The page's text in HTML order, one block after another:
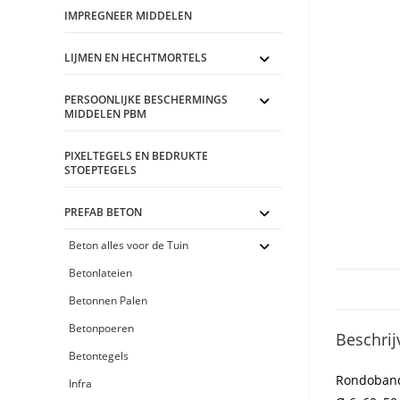
IMPREGNEER MIDDELEN
LIJMEN EN HECHTMORTELS
PERSOONLIJKE BESCHERMINGS
MIDDELEN PBM
PIXELTEGELS EN BEDRUKTE
STOEPTEGELS
PREFAB BETON
Beton alles voor de Tuin
Betonlateien
Betonnen Palen
Betonpoeren
Betontegels
Infra